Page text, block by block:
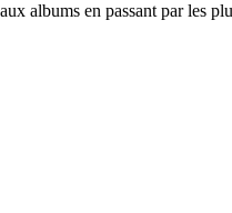
albums en passant par les